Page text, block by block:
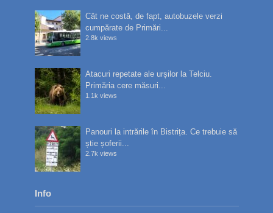
Cât ne costă, de fapt, autobuzele verzi
cumpărate de Primări...
2.8k views
Atacuri repetate ale urșilor la Telciu.
Primăria cere măsuri...
1.1k views
Panouri la intrările în Bistrița. Ce trebuie să
știe șoferii...
2.7k views
Info